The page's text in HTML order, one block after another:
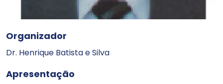
Organizador
Dr. Henrique Batista e Silva
Apresentação